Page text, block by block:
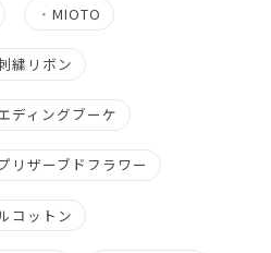
・MIOTO
繍リボン
ディングブーケ
リザーブドフラワー
コットン